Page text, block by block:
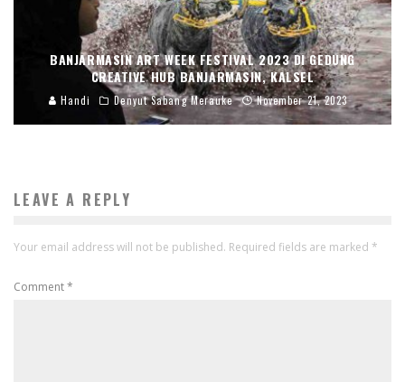
BANJARMASIN ART WEEK FESTIVAL 2023 DI GEDUNG
CREATIVE HUB BANJARMASIN, KALSEL
Handi Denyut Sabang Merauke November 21, 2023
LEAVE A REPLY
Your email address will not be published. Required fields are marked *
Comment*